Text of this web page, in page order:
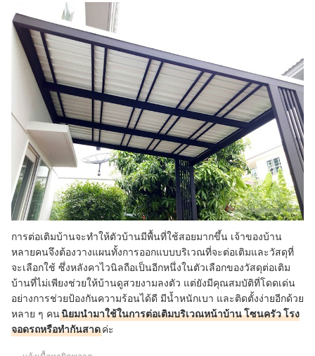
อ้างอิง:scghome.com
การต่อเติมบ้านจะทำให้ตัวบ้านมีพื้นที่ใช้สอยมากขึ้น เจ้าของบ้าน
หลายคนจึงต้องวางแผนทั้งการออกแบบบริเวณที่จะต่อเติมและวัสดุที่
จะเลือกใช้ ซึ่งหลังคาไวนิลถือเป็นอีกหนึ่งในตัวเลือกของวัสดุต่อเติม
บ้านที่ไม่เพียงช่วยให้บ้านดูสวยงามลงตัว แต่ยังมีคุณสมบัติที่โดดเด่น
อย่างการช่วยป้องกันความร้อนได้ดี มีน้ำหนักเบา และติดตั้งง่ายอีกด้วย
หลาย ๆ คนนิยมนำมาใช้ในการต่อเติมบริเวณหน้าบ้าน โซนครัว โรง
จอดรถหรือทำกันสาดค่ะ